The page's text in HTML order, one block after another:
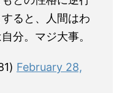
ると、人間はわ
分。マジ大事。
February 28,